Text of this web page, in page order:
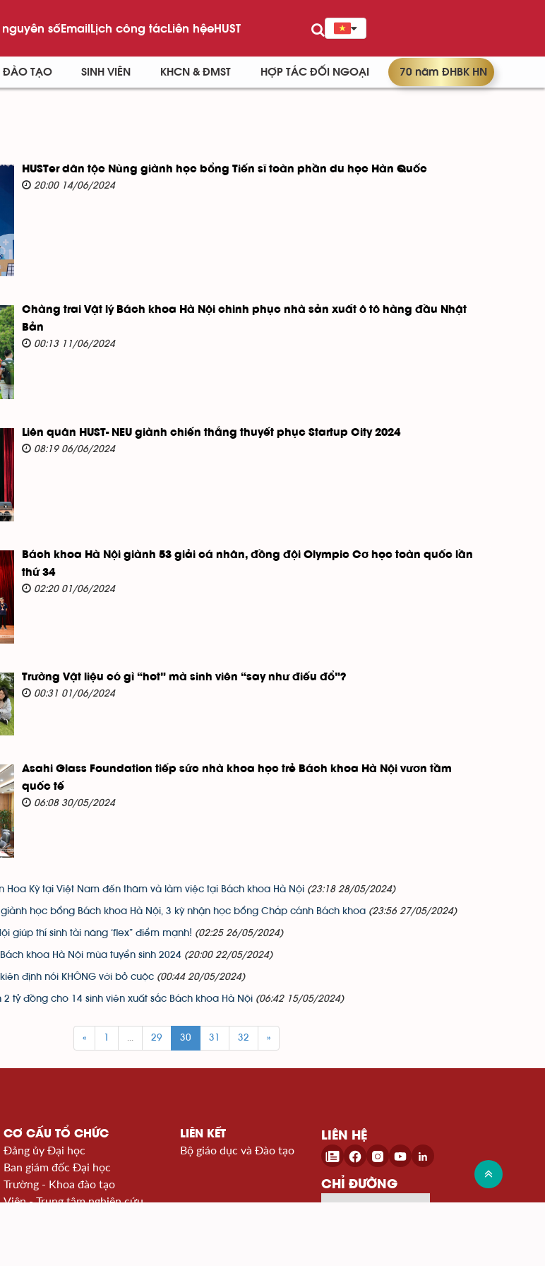
nguyên sốEmailLịch công tácLiên hệeHUST
ĐÀO TẠO SINH VIÊN KHCN & ĐMST HỢP TÁC ĐỐI NGOẠI 70 năm ĐHBK HN
HUSTer dân tộc Nùng giành học bổng Tiến sĩ toàn phần du học Hàn Quốc
20:00 14/06/2024
Chàng trai Vật lý Bách khoa Hà Nội chinh phục nhà sản xuất ô tô hàng đầu Nhật
Bản
00:13 11/06/2024
Liên quân HUST- NEU giành chiến thắng thuyết phục Startup City 2024
08:19 06/06/2024
Bách khoa Hà Nội giành 53 giải cá nhân, đồng đội Olympic Cơ học toàn quốc lần
thứ 34
02:20 01/06/2024
Trường Vật liệu có gì “hot” mà sinh viên “say như điếu đổ”?
00:31 01/06/2024
Asahi Glass Foundation tiếp sức nhà khoa học trẻ Bách khoa Hà Nội vươn tầm
quốc tế
06:08 30/05/2024
Hoa Kỳ tại Việt Nam đến thăm và làm việc tại Bách khoa Hà Nội (23:18 28/05/2024)
học bổng Bách khoa Hà Nội, 3 kỳ nhận học bổng Chắp cánh Bách khoa (23:56 27/05/2024)
giúp thí sinh tài năng ‘flex” điểm mạnh! (02:25 26/05/2024)
Bách khoa Hà Nội mùa tuyển sinh 2024 (20:00 22/05/2024)
định nói KHÔNG với bỏ cuộc (00:44 20/05/2024)
tỷ đồng cho 14 sinh viên xuất sắc Bách khoa Hà Nội (06:42 15/05/2024)
« ... 29 30 31 32 »
CƠ CẤU TỔ CHỨC
Đảng ủy Đại học
Ban giám đốc Đại học
Trường - Khoa đào tạo
Viện - Trung tâm nghiên cứu
LIÊN KẾT
Bộ giáo dục và Đào tạo
LIÊN HỆ
CHỈ ĐƯỜNG